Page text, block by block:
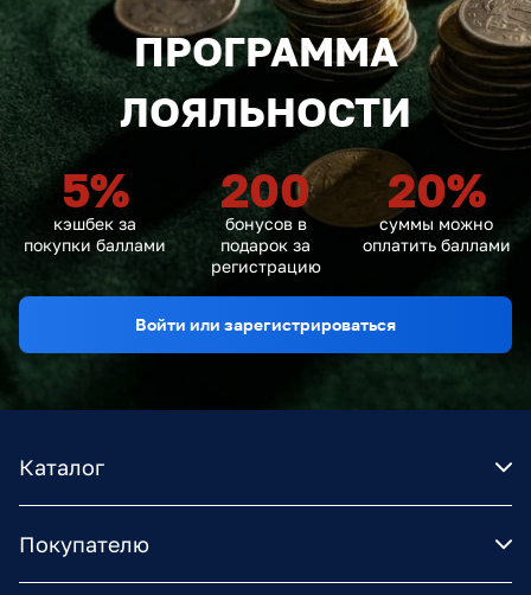
ПРОГРАММА
ЛОЯЛЬНОСТИ
5%
кэшбек за
покупки баллами
200
бонусов в
подарок за
регистрацию
20%
суммы можно
оплатить баллами
Войти или зарегистрироваться
Каталог
Покупателю